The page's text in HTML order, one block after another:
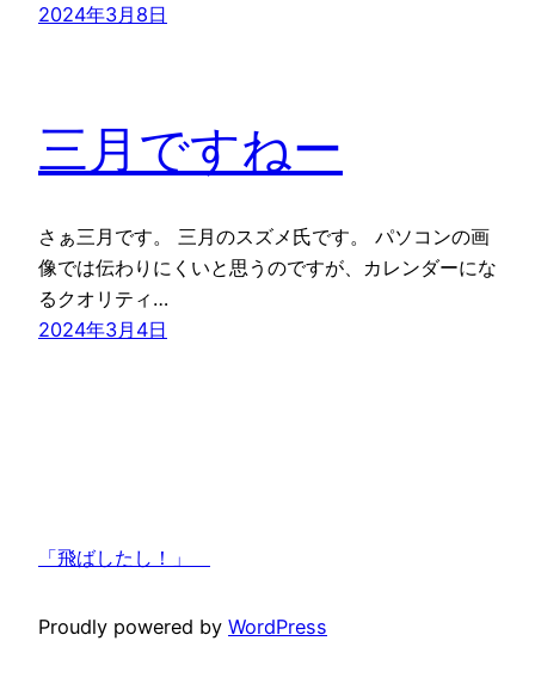
2024年3月8日
三月ですねー
さぁ三月です。 三月のスズメ氏です。 パソコンの画
像では伝わりにくいと思うのですが、カレンダーにな
るクオリティ…
2024年3月4日
「飛ばしたし！」
Proudly powered by WordPress